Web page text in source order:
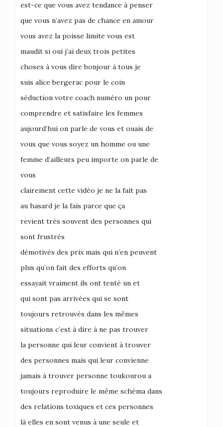
est-ce que vous avez tendance à penser
que vous n’avez pas de chance en amour
vous avez la poisse limite vous est
maudit si oui j’ai deux trois petites
choses à vous dire bonjour à tous je
suis alice bergerac pour le coin
séduction votre coach numéro un pour
comprendre et satisfaire les femmes
aujourd’hui on parle de vous et ouais de
vous que vous soyez un homme ou une
femme d’ailleurs peu importe on parle de
vous
clairement cette vidéo je ne la fait pas
au hasard je la fais parce que ça
revient très souvent des personnes qui
sont frustrés
démotivés des prix mais qui n’en peuvent
plus qu’on fait des efforts qu’on
essayait vraiment ils ont tenté un et
qui sont pas arrivées qui se sont
toujours retrouvés dans les mêmes
situations c’est à dire à ne pas trouver
la personne qui leur convient à trouver
des personnes mais qui leur convienne
jamais à trouver personne toukourou a
toujours reproduire le même schéma dans
des relations toxiques et ces personnes
là elles en sont venus à une seule et